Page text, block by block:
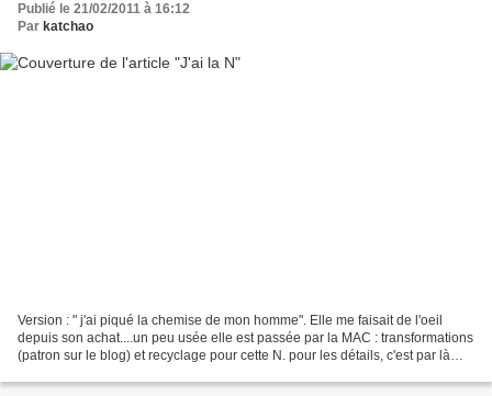
Publié le 21/02/2011 à 16:12
Par katchao
Version : " j'ai piqué la chemise de mon homme". Elle me faisait de l'oeil
depuis son achat....un peu usée elle est passée par la MAC : transformations
(patron sur le blog) et recyclage pour cette N. pour les détails, c'est par là